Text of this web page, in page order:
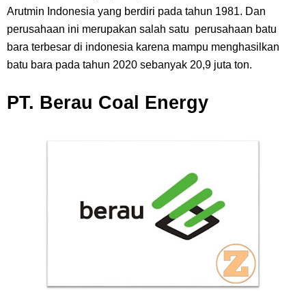
Arutmin Indonesia yang berdiri pada tahun 1981. Dan
perusahaan ini merupakan salah satu perusahaan batu
bara terbesar di indonesia karena mampu menghasilkan
batu bara pada tahun 2020 sebanyak 20,9 juta ton.
PT. Berau Coal Energy